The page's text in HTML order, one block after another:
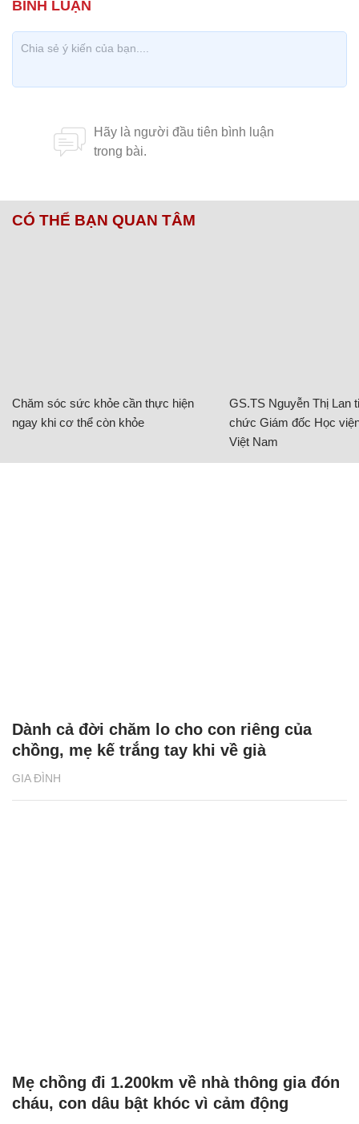
CÓ THỂ BẠN QUAN TÂM
Chăm sóc sức khỏe cần thực hiện
ngay khi cơ thể còn khỏe
GS.TS Nguyễn Thị Lan
chức Giám đốc Học
Việt Nam
GIA ĐÌNH
Dành cả đời chăm lo cho con riêng của
chồng, mẹ kế trắng tay khi về già
Mẹ chồng đi 1.200km về nhà thông gia đón
cháu, con dâu bật khóc vì cảm động